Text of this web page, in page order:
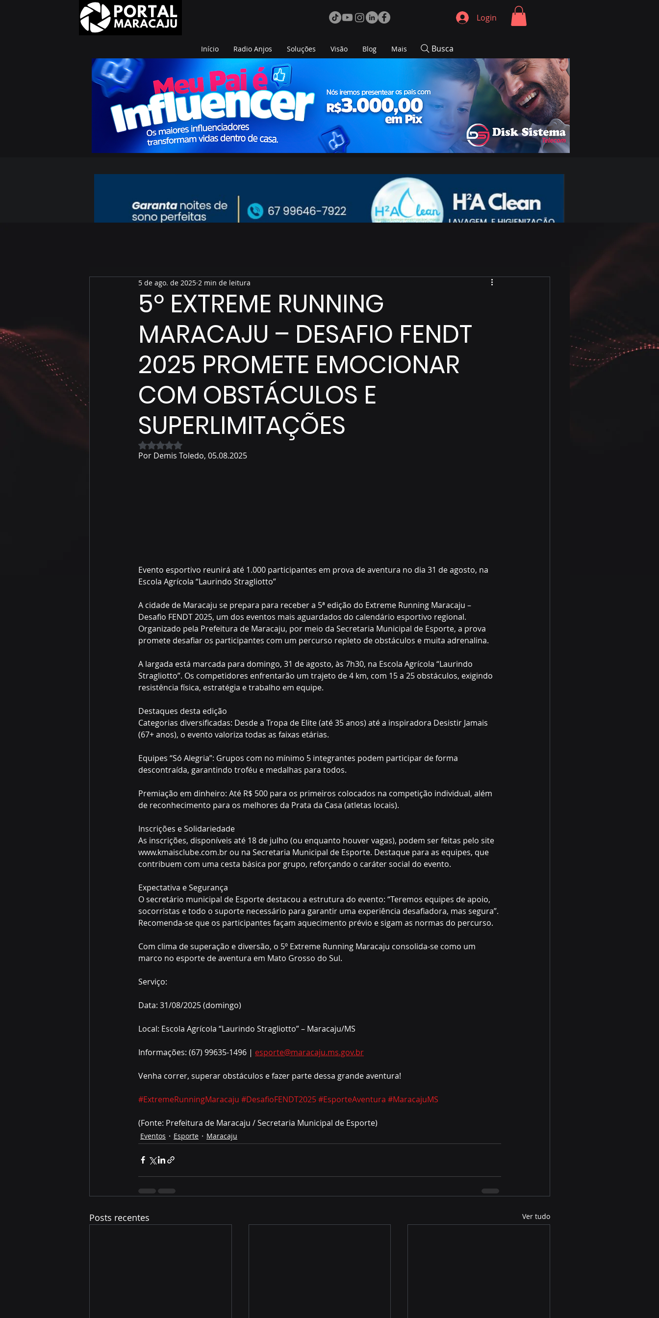
Login
Início Radio Anjos Soluções Visão Blog Mais Busca
5º EXTREME RUNNING
MARACAJU – DESAFIO FENDT
2025 PROMETE EMOCIONAR
COM OBSTÁCULOS E
SUPERLIMITAÇÕES
5 de ago. de 2025 2 min de leitura
Avaliado com NaN de 5 estrelas.
Por Demis Toledo, 05.08.2025
Evento esportivo reunirá até 1.000 participantes em prova de aventura no dia 31 de agosto, na
Escola Agrícola “Laurindo Stragliotto”
A cidade de Maracaju se prepara para receber a 5ª edição do Extreme Running Maracaju –
Desafio FENDT 2025, um dos eventos mais aguardados do calendário esportivo regional.
Organizado pela Prefeitura de Maracaju, por meio da Secretaria Municipal de Esporte, a prova
promete desafiar os participantes com um percurso repleto de obstáculos e muita adrenalina.
A largada está marcada para domingo, 31 de agosto, às 7h30, na Escola Agrícola “Laurindo
Stragliotto”. Os competidores enfrentarão um trajeto de 4 km, com 15 a 25 obstáculos, exigindo
resistência física, estratégia e trabalho em equipe.
Destaques desta edição
Categorias diversificadas: Desde a Tropa de Elite (até 35 anos) até a inspiradora Desistir Jamais
(67+ anos), o evento valoriza todas as faixas etárias.
Equipes “Só Alegria”: Grupos com no mínimo 5 integrantes podem participar de forma
descontraída, garantindo troféu e medalhas para todos.
Premiação em dinheiro: Até R$ 500 para os primeiros colocados na competição individual, além
de reconhecimento para os melhores da Prata da Casa (atletas locais).
Inscrições e Solidariedade
As inscrições, disponíveis até 18 de julho (ou enquanto houver vagas), podem ser feitas pelo site
www.kmaisclube.com.br ou na Secretaria Municipal de Esporte. Destaque para as equipes, que
contribuem com uma cesta básica por grupo, reforçando o caráter social do evento.
Expectativa e Segurança
O secretário municipal de Esporte destacou a estrutura do evento: “Teremos equipes de apoio,
socorristas e todo o suporte necessário para garantir uma experiência desafiadora, mas segura”.
Recomenda-se que os participantes façam aquecimento prévio e sigam as normas do percurso.
Com clima de superação e diversão, o 5º Extreme Running Maracaju consolida-se como um
marco no esporte de aventura em Mato Grosso do Sul.
Serviço:
Data: 31/08/2025 (domingo)
Local: Escola Agrícola “Laurindo Stragliotto” – Maracaju/MS
Informações: (67) 99635-1496 | esporte@maracaju.ms.gov.br
Venha correr, superar obstáculos e fazer parte dessa grande aventura!
#ExtremeRunningMaracaju #DesafioFENDT2025#EsporteAventura #MaracajuMS
(Fonte: Prefeitura de Maracaju / Secretaria Municipal de Esporte)
Eventos Esporte Maracaju
Posts recentes Ver tudo